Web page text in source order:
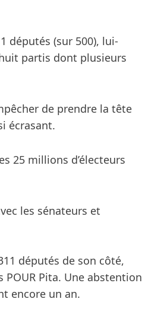
députés (sur 500), lui-
partis dont plusieurs
de prendre la tête
écrasant.
25 millions d’électeurs
les sénateurs et
députés de son côté,
Pita. Une abstention
encore un an.